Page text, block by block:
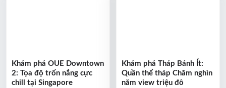
Khám phá OUE Downtown
2: Tọa độ trốn nắng cực
chill tại Singapore
Khám phá Tháp Bánh Ít:
Quần thể tháp Chăm nghìn
năm view triệu đô